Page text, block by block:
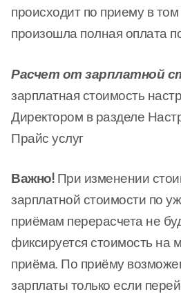
происходит по приему в том
произошла полная оплата
Расчет от зарплатной
зарплатная стоимость
Директором в разделе
Прайс услуг
Важно!При изменении
зарплатной стоимости по
приёмам перерасчета не
фиксируется стоимость на
приёма. По приёму
зарплаты только если